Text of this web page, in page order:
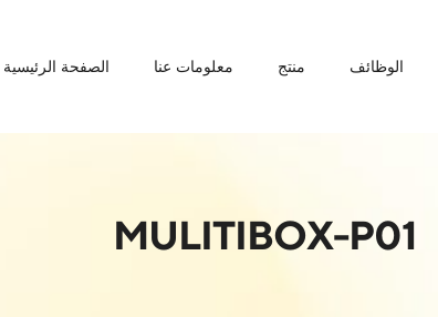
الصفحة الرئيسية معلومات عنا منتج الوظائف
MULITIBOX-P01